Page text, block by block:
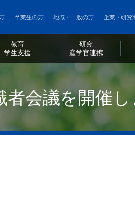
イ
コ
ン
ツ
に
動
教育
学生支援
研究
産学官連携
卒業生の方 地域・一般の方 企業・研究
会議を開催し